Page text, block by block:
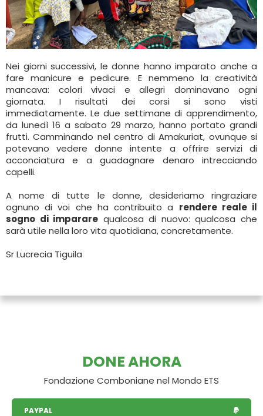
Nei giorni successivi, le donne hanno imparato anche a
fare manicure e pedicure. E nemmeno la creatività
mancava: colori vivaci e allegri dominavano ogni
giornata. I risultati dei corsi si sono visti
immediatamente. Le due settimane di apprendimento,
da lunedì 16 a sabato 29 marzo, hanno portato grandi
frutti. Camminando nel centro di Amakuriat, ovunque si
potevano vedere donne intente a offrire servizi di
acconciatura e a guadagnare denaro intrecciando
capelli.
A nome di tutte le donne, desideriamo ringraziare
ognuno di voi che ha contribuito a rendere reale il
sogno di imparare qualcosa di nuovo: qualcosa che
sarà utile nella loro vita quotidiana, concretamente.
Sr Lucrecia Tiguila
DONE AHORA
Fondazione Comboniane nel Mondo ETS
PAYPAL